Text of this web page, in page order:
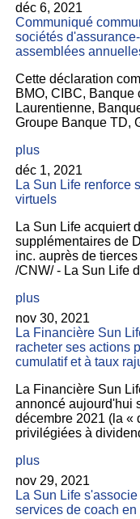
déc 6, 2021
Communiqué
sociétés
assemblées
Cette déclaration
BMO, CIBC,
Laurentienne,
Groupe Banque TD,
plus
déc 1, 2021
La Sun Life renforce
virtuels
La Sun Life acquiert
supplémentaires de
inc. auprès de
/CNW/ - La Sun Life
plus
nov 30, 2021
La Financière Sun
racheter ses actions
cumulatif et à taux
La Financière Sun
annoncé aujourd'hui
décembre 2021 (la «
privilégiées à
plus
nov 29, 2021
La Sun Life
services de coach